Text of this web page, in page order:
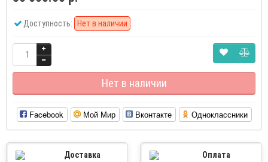
Доступность: Нет в наличии
Нет в наличии
Facebook Мой Мир Вконтакте Одноклассники
Доставка Оплата